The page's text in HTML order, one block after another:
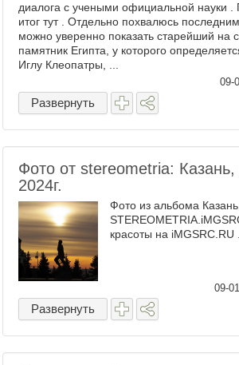
диалога с учеными официальной науки .
итог тут . Отдельно похвалюсь
можно уверенно показать старейший на
памятник Египта, у которого
Иглу Клеопатры, ...
09-
Развернуть
Фото от stereometria: Казань,
2024г.
Фото из альбома
красоты на iMGSRC.RU
09-
Развернуть